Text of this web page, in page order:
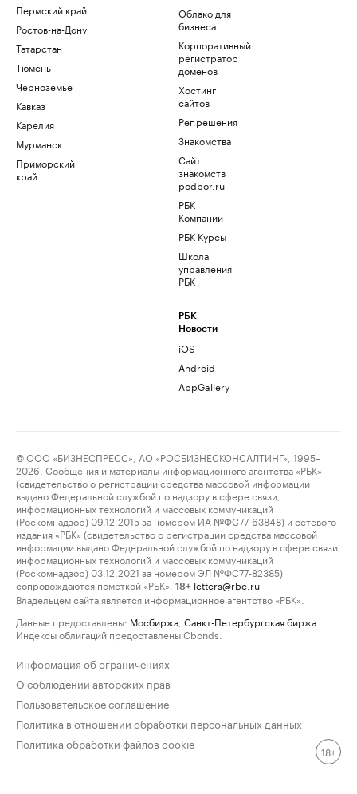
Пермский край
Ростов-на-Дону
Татарстан
Тюмень
Черноземье
Кавказ
Карелия
Мурманск
Приморский
край
Облако для
бизнеса
Корпоративный
регистратор
доменов
Хостинг
сайтов
Рег.решения
Знакомства
Сайт
знакомств
podbor.ru
РБК
Компании
РБК Курсы
Школа
управления
РБК
РБК
Новости
iOS
Android
AppGallery
© ООО «БИЗНЕСПРЕСС», АО «РОСБИЗНЕСКОНСАЛТИНГ», 1995–
2026. Сообщения и материалы информационного агентства «РБК»
(свидетельство о регистрации средства массовой информации
выдано Федеральной службой по надзору в сфере связи,
информационных технологий и массовых коммуникаций
(Роскомнадзор) 09.12.2015 за номером ИА №ФС77-63848) и сетевого
издания «РБК» (свидетельство о регистрации средства массовой
информации выдано Федеральной службой по надзору в сфере связи,
информационных технологий и массовых коммуникаций
(Роскомнадзор) 03.12.2021 за номером ЭЛ №ФС77-82385)
сопровождаются пометкой «РБК».
18+ letters@rbc.ru
Владельцем сайта является информационное агентство «РБК».
Данные предоставлены: Мосбиржа Санкт-Петербургская биржа
Индексы облигаций предоставлены Cbonds.
Информация об ограничениях
О соблюдении авторских прав
Пользовательское соглашение
Политика в отношении обработки персональных данных
Политика обработки файлов cookie
18+